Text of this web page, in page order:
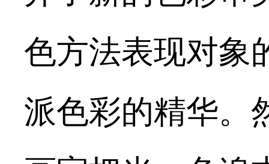
色方法表现对象
派色彩的精华。